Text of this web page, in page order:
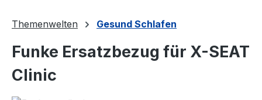
Themenwelten Gesund Schlafen
Funke Ersatzbezug für X-SEAT
Clinic